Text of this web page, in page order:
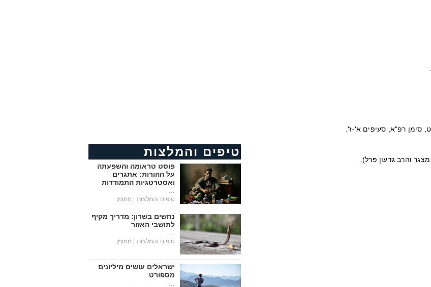
סימן רפ"א, סעיפים א'-ז'.
והרב גדעון פרל).
טיפים והמלצות
פוסט טראומה והשפעתה
על ההורות: אתגרים
ואסטרטגיות התמודדות
טיפים והמלצות | ממומן
נחשים בשרון: מדריך מקיף
לתושבי האזור
טיפים והמלצות | ממומן
ישראלים עושים מיליונים
מספורט